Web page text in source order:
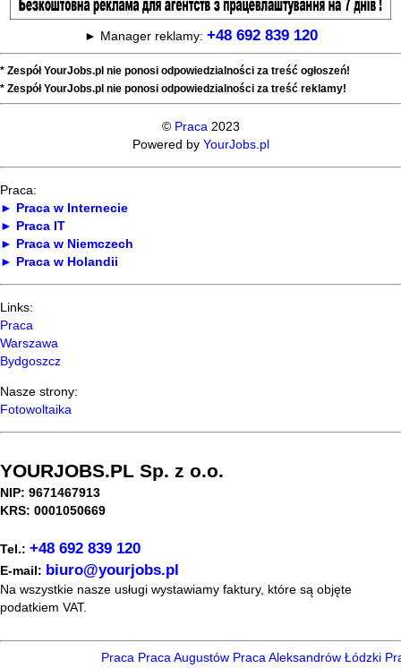
► Manager reklamy: +48 692 839 120
* Zespół YourJobs.pl nie ponosi odpowiedzialności za treść ogłoszeń!
* Zespół YourJobs.pl nie ponosi odpowiedzialności za treść reklamy!
© Praca2023
Powered by YourJobs.pl
Praca:
► Praca w Internecie
► Praca IT
► Praca w Niemczech
► Praca w Holandii
Links:
Praca
Warszawa
Bydgoszcz
Nasze strony:
Fotowoltaika
YOURJOBS.PL Sp. z o.o.
NIP: 9671467913
KRS: 0001050669
Tel.: +48 692 839 120
E-mail: biuro@yourjobs.pl
Na wszystkie nasze usługi wystawiamy faktury, które są objęte
podatkiem VAT.
Praca Praca Augustów Praca Aleksandrów Łódzki